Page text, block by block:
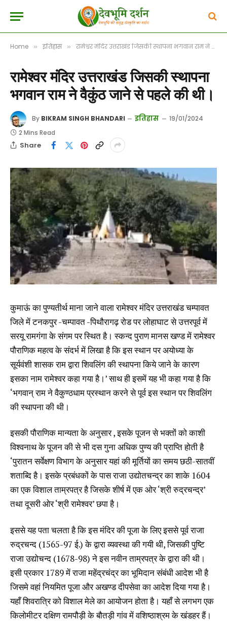
Home » इतिहास » रामेश्वर मंदिर उत्तराखंड जिसकी स्थापना भगवान राम ने वैकुंठ जाने से पहले की थी।
रामेश्वर मंदिर उत्तराखंड जिसकी स्थापना
भगवान राम ने वैकुंठ जाने से पहले की थी।
By BIKRAM SINGH BHANDARI इतिहास
19/01/2024
2 Mins Read
Share
कुमाऊं का पुण्यतीर्थ माना जाने वाला रामेश्वर मंदिर उत्तराखंड चम्पावत
जिले में टनकपुर -चम्पावत -पिथौरागढ़ रोड पर लोहाघाट से उत्तरपूर्व में
सरयू रामगंगा के संगम पर स्थित है। स्कन्द पुराण मानस खण्ड में रामेश्वर
पौराणिक महत्व के संदर्भ में लिखा है कि इस स्थान पर अयोध्या के
सूर्यवंशी शासक राम द्वारा शिवलिंग की स्थापना किये जाने के कारण
इसका नाम रामेश्वर कहा गया है।’ साथ ही इसमें यह भी कहा गया है कि
‘भगवान् राम ने वैकुण्ठधाम प्रस्थान करने से पूर्व इस स्थान पर शिवलिंग
की स्थापना की थी।
इसकी पौराणिक मान्यता के अनुसार , इसके पूजन से भक्तों को काशी
विश्वनाथ के पूजन की से भी दस गुना अधिक पुण्य की प्राप्ति होती है
‘पुरातन सर्वेक्षण विभाग के अनुसार यहां की मूर्तियों का समय छठी-सातवीं
शताब्दि है। इसके प्रबंधकों के पास राजा उद्योतचन्द्र का शाके 1604
का एक विशाल ताम्रपत्र है जिसके शीर्ष में एक ओर ‘श्री रुद्रचन्द्र’
तथा दूसरी ओर ‘श्री रामेश्वर’ छपा है।
इससे यह पता चलता है कि इस मंदिर की पूजा के लिए इससे पूर्व राजा
रुद्रचन्द (1565-97 ई.) के द्वारा व्यवस्था की गयी थी, जिसकी पुष्टि
राजा उद्योचन्द (1678-98) ने इस नवीन ताम्रपत्र के द्वारा की थी।
इसी प्रकार 1789 में राजा महेंद्रचंद्र का भूमिदान संबंधी आदेश भी है
जिसमे वहां नियमित पूजा और अखण्ड दीपसेवा का आदेश दिया गया है।
यहाँ शिवरात्रि को विशाल मेले का आयोजन होता है। यहाँ से लगभग एक
किलोमीटर दक्षिण रामपौड़ी के बौतड़ी गांव में वशिष्ठाश्रम के खंडहर हैं।